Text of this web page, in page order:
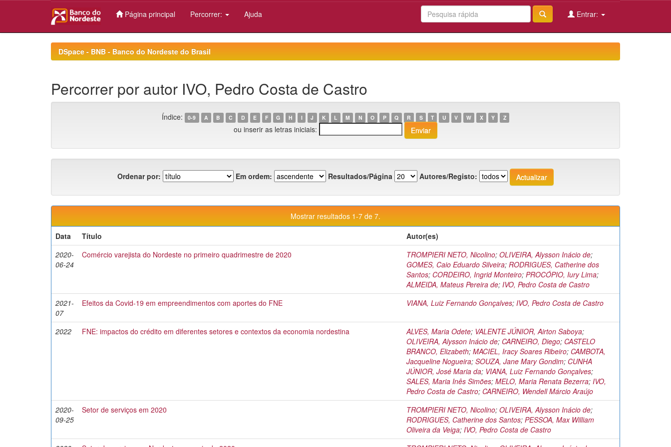
Página principal Percorrer: Ajuda Entrar:
DSpace - BNB - Banco do Nordeste do Brasil
Percorrer por autor IVO, Pedro Costa de Castro
Índice: 0-9 A B C D E F G H I J K L M N O P Q R S T U V W X Y Z
ou inserir as letras iniciais:
Ordenar por: Em ordem: Resultados/Página Autores/Registo:
Mostrar resultados 1-7 de 7.
Data
Título
Autor(es)
2020-
06-24
Comércio varejista do Nordeste no primeiro quadrimestre de 2020 TROMPIERI NETO, Nicolino; OLIVEIRA, Alysson Inácio de;
GOMES, Caio Eduardo Silveira; RODRIGUES, Catherine dos
Santos; CORDEIRO, Ingrid Monteiro; PROCÓPIO, Iury Lima;
ALMEIDA, Mateus Pereira de; IVO, Pedro Costa de Castro
2021-
07
Efeitos da Covid-19 em empreendimentos com aportes do FNE VIANA, Luiz Fernando Gonçalves; IVO, Pedro Costa de Castro
2022 FNE: impactos do crédito em diferentes setores e contextos da economia nordestina ALVES, Maria Odete; VALENTE JÚNIOR, Airton Saboya;
OLIVEIRA, Alysson Inácio de; CARNEIRO, Diego; CASTELO
BRANCO, Elizabeth; MACIEL, Iracy Soares Ribeiro; CAMBOTA,
Jacqueline Nogueira; SOUZA, Jane Mary Gondim; CUNHA
JÚNIOR, José Maria da; VIANA, Luiz Fernando Gonçalves;
SALES, Maria Inês Simões; MELO, Maria Renata Bezerra; IVO,
Pedro Costa de Castro; CARNEIRO, Wendell Márcio Araújo
2020-
09-25
Setor de serviços em 2020 TROMPIERI NETO, Nicolino; OLIVEIRA, Alysson Inácio de;
RODRIGUES, Catherine dos Santos; PESSOA, Max William
Oliveira da Veiga; IVO, Pedro Costa de Castro